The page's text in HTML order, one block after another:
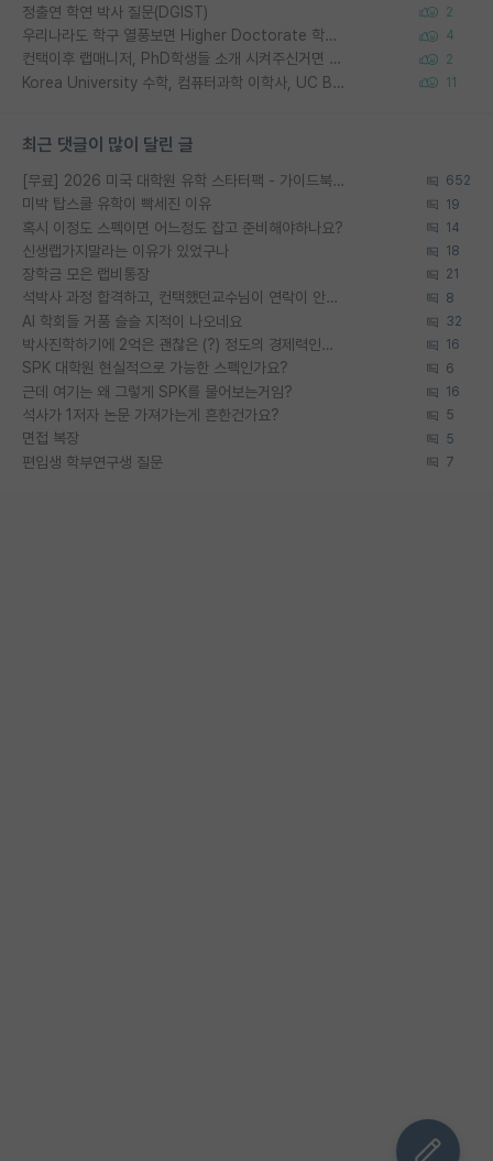
정출연 학연 박사 질문(DGIST) 2
우리나라도 학구 열풍보면 Higher Doctorate 학위가 필요하다고 봅니다. 4
컨택이후 랩매니저, PhD학생들 소개 시켜주신거면 거의 컨펌에 가깝나요? 2
Korea University 수학, 컴퓨터과학 이학사, UC Berkeley 산업공학 대학원 공학박사가 되는 것은 쉽지 않겠죠? 11
최근 댓글이 많이 달린 글
[무료] 2026 미국 대학원 유학 스타터팩 - 가이드북 & 합격자 컨택메일 템플릿 652
미박 탑스쿨 유학이 빡세진 이유 19
혹시 이정도 스펙이면 어느정도 잡고 준비해야하나요? 14
신생랩가지말라는 이유가 있었구나 18
장학금 모은 랩비통장 21
석박사 과정 합격하고, 컨택했던교수님이 연락이 안됩니다... 8
AI 학회들 거품 슬슬 지적이 나오네요 32
박사진학하기에 2억은 괜찮은 (?) 정도의 경제력인가요 16
SPK 대학원 현실적으로 가능한 스펙인가요? 6
근데 여기는 왜 그렇게 SPK를 물어보는거임? 16
석사가 1저자 논문 가져가는게 흔한건가요? 5
면접 복장 5
편입생 학부연구생 질문 7